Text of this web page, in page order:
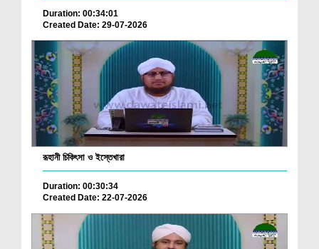
Duration: 00:34:01
Created Date: 29-07-2026
রূহানী চিকিৎসা ও ইস্তেখারা
Duration: 00:30:34
Created Date: 22-07-2026